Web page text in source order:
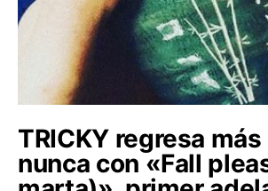
TRICKY regresa
nunca con «Fall